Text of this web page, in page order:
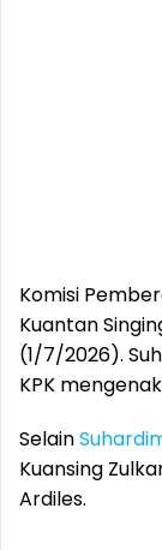
Komisi
Kuantan
(1/7/2026).
KPK
Selain
Kuansing
Ardiles.